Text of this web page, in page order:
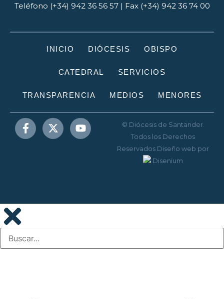
Teléfono (+34) 942 36 56 57 | Fax (+34) 942 36 74 00
INICIO DIÓCESIS OBISPO
CATEDRAL SERVICIOS
TRANSPARENCIA MEDIOS MENORES
© Diócesis de Santander.
Todos los Derechos
Reservados Diseño web por
Disenium